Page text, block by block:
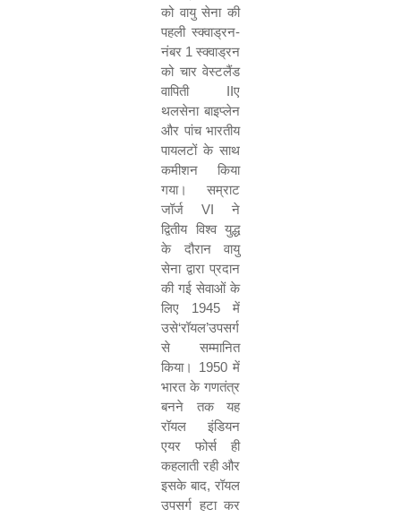
को वायु सेना की
पहली स्क्वाड्रन-
नंबर 1 स्क्वाड्रन
को चार वेस्टलैंड
वापिती IIए
थलसेना बाइप्लेन
और पांच भारतीय
पायलटों के साथ
कमीशन किया
गया। सम्राट
जॉर्ज VI ने
द्वितीय विश्व युद्ध
के दौरान वायु
सेना द्वारा प्रदान
की गई सेवाओं के
लिए 1945 में
उसे‘रॉयल’उपसर्ग
से सम्मानित
किया। 1950 में
भारत के गणतंत्र
बनने तक यह
रॉयल इंडियन
एयर फोर्स ही
कहलाती रही और
इसके बाद, रॉयल
उपसर्ग हटा कर